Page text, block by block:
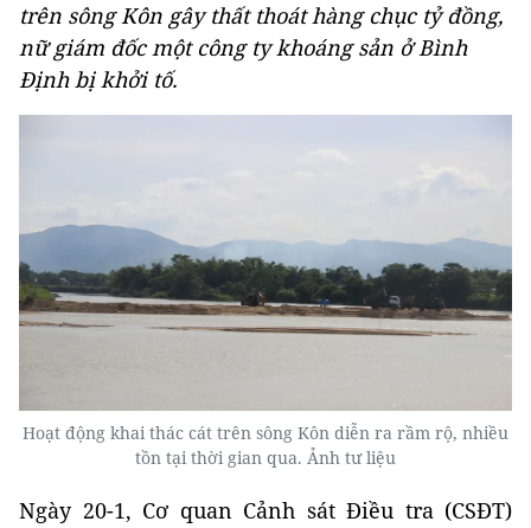
trên sông Kôn gây thất thoát hàng chục tỷ đồng,
nữ giám đốc một công ty khoáng sản ở Bình
Định bị khởi tố.
Hoạt động khai thác cát trên sông Kôn diễn ra rầm rộ, nhiều
tồn tại thời gian qua. Ảnh tư liệu
Ngày 20-1, Cơ quan Cảnh sát Điều tra (CSĐT)